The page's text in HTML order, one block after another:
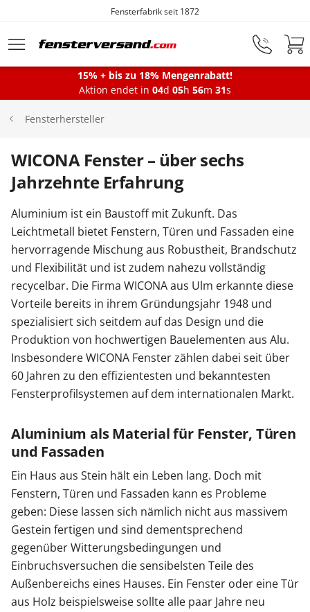
Zum Hauptinhalt springen
Fensterfabrik seit 1872
Montageservice
Balkontüren
Terrassentüren
Haustüren
Sonnenschutz
Zäune & Tore
Garagentore
Carports
Anmelden / Registrieren
Kontakt / Hilfe
15% + bis zu 18% Mengenrabatt!
Aktion endet in 04d 05h 56m 31s
Fensterhersteller
WICONA Fenster – über sechs
Jahrzehnte Erfahrung
Aluminium ist ein Baustoff mit Zukunft. Das
Leichtmetall bietet Fenstern, Türen und Fassaden eine
hervorragende Mischung aus Robustheit, Brandschutz
und Flexibilität und ist zudem nahezu vollständig
recycelbar. Die Firma WICONA aus Ulm erkannte diese
Vorteile bereits in ihrem Gründungsjahr 1948 und
spezialisiert sich seitdem auf das Design und die
Produktion von hochwertigen Bauelementen aus Alu.
Insbesondere WICONA Fenster zählen dabei seit über
60 Jahren zu den effizientesten und bekanntesten
Fensterprofilsystemen auf dem internationalen Markt.
Aluminium als Material für Fenster, Türen
und Fassaden
Ein Haus aus Stein hält ein Leben lang. Doch mit
Fenstern, Türen und Fassaden kann es Probleme
geben: Diese lassen sich nämlich nicht aus massivem
Gestein fertigen und sind dementsprechend
gegenüber Witterungsbedingungen und
Einbruchsversuchen die sensibelsten Teile des
Außenbereichs eines Hauses. Ein Fenster oder eine Tür
aus Holz beispielsweise sollte alle paar Jahre neu